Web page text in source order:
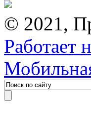
© 2021,
Работает